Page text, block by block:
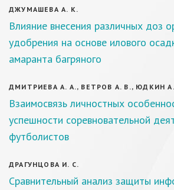
ДЖУМАШЕВА А. К.
Влияние внесения различных доз
удобрения на основе илового
амаранта багряного
ДМИТРИЕВА А. А., ВЕТРОВ А. В., ЮДКИН
Взаимосвязь личностных
успешности соревновательной
футболистов
ДРАГУНЦОВА И. С.
Сравнительный анализ защиты